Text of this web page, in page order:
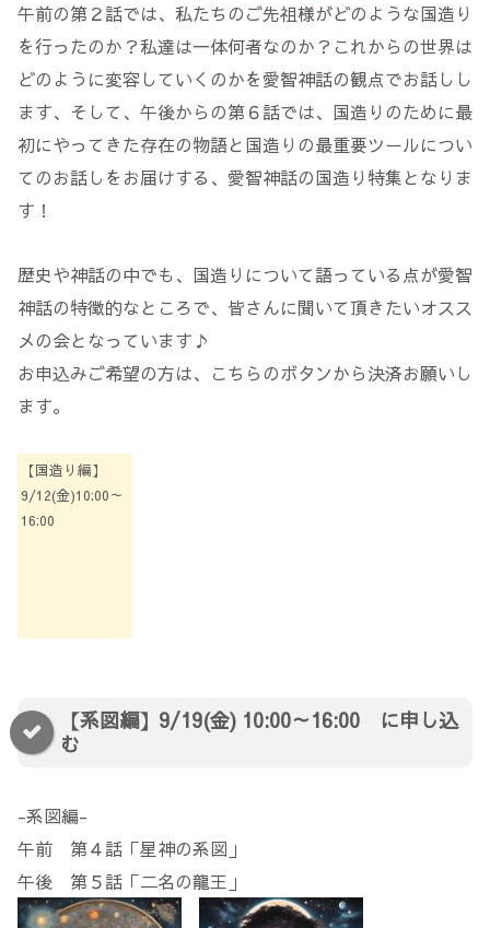
午前の第２話では、私たちのご先祖様がどのような国造り
を行ったのか？私達は一体何者なのか？これからの世界は
どのように変容していくのかを愛智神話の観点でお話しし
ます、そして、午後からの第６話では、国造りのために最
初にやってきた存在の物語と国造りの最重要ツールについ
てのお話しをお届けする、愛智神話の国造り特集となりま
す！
歴史や神話の中でも、国造りについて語っている点が愛智
神話の特徴的なところで、皆さんに聞いて頂きたいオスス
メの会となっています♪
お申込みご希望の方は、こちらのボタンから決済お願いし
ます。
【国造り編】
9/12(金)10:00～
16:00
【系図編】9/19(金) 10:00～16:00 に申し込
む
-系図編-
午前 第４話「星神の系図」
午後 第５話「二名の龍王」